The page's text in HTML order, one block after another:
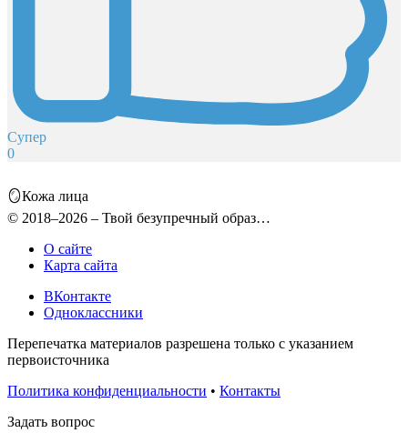
Супер
0
🪞Кожа лица
© 2018–2026 – Твой безупречный образ…
О сайте
Карта сайта
ВКонтакте
Одноклассники
Перепечатка материалов разрешена только с указанием
первоисточника
Политика конфиденциальности • Контакты
Задать вопрос